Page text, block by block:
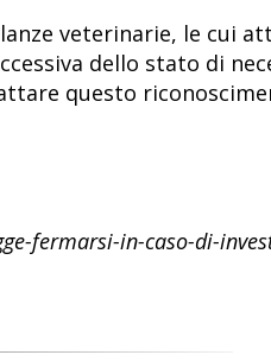
veterinarie, le cui
dello stato di
questo
fermarsi-in-caso-di-